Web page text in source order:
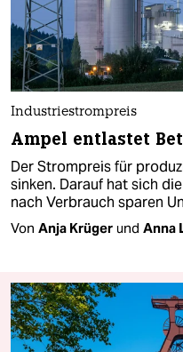
Industriestrompreis
Ampel entlastet
Der Strompreis für
sinken. Darauf hat sich
nach Verbrauch sparen
Von Anja Krüger und Anna